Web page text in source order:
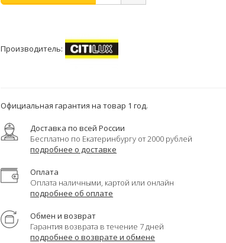
Производитель:
Официальная гарантия на товар 1 год.
Доставка по всей России
Бесплатно по Екатеринбургу от 2000 рублей
подробнее о доставке
Оплата
Оплата наличными, картой или онлайн
подробнее об оплате
Обмен и возврат
Гарантия возврата в течение 7 дней
подробнее о возврате и обмене